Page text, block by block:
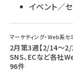
イベント／
マーケティング・Web系
2月第3週【2/14～2/
SNS、ECなど各社
96件